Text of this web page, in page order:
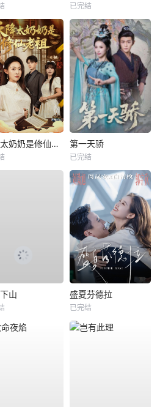
已完结
天降太奶奶是修仙老祖 第一天骄
已完结
山 盛夏芬德拉
已完结